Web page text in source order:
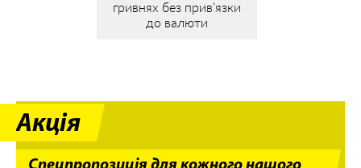
гривнях без прив'язки
до валюти
Акція